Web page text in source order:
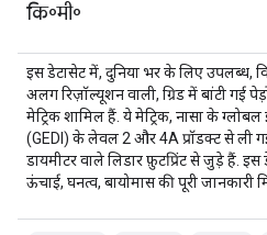
कि॰मी॰
इस डेटासेट में, दुनिया भर के लिए उपलब्ध,
अलग रिज़ॉल्यूशन वाली, ग्रिड में बांटी गई
मेट्रिक शामिल हैं. ये मेट्रिक, नासा के
(GEDI) के लेवल 2 और 4A प्रॉडक्ट से ली
डायमीटर वाले लिडार फ़ुटप्रिंट से जुड़े हैं.
ऊंचाई, घनत्व, बायोमास की पूरी जानकारी